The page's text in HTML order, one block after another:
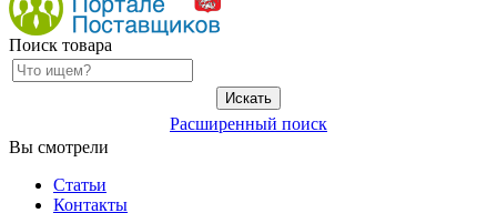
Поиск товара
Расширенный поиск
Вы смотрели
Статьи
Контакты